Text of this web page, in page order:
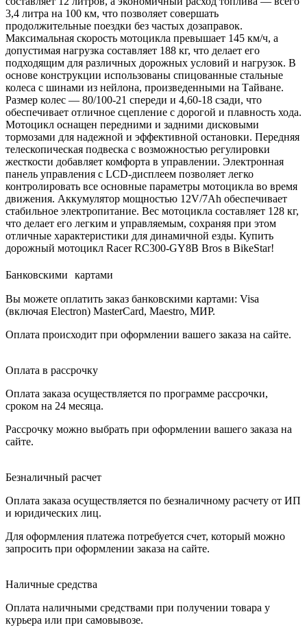
3,4 литра на 100 км, что позволяет совершать
продолжительные поездки без частых дозаправок.
Максимальная скорость мотоцикла превышает 145 км/ч, а
допустимая нагрузка составляет 188 кг, что делает его
подходящим для различных дорожных условий и нагрузок. В
основе конструкции использованы спицованные стальные
колеса с шинами из нейлона, произведенными на Тайване.
Размер колес — 80/100-21 спереди и 4,60-18 сзади, что
обеспечивает отличное сцепление с дорогой и плавность хода.
Мотоцикл оснащен передними и задними дисковыми
тормозами для надежной и эффективной остановки. Передняя
телескопическая подвеска с возможностью регулировки
жесткости добавляет комфорта в управлении. Электронная
панель управления с LCD-дисплеем позволяет легко
контролировать все основные параметры мотоцикла во время
движения. Аккумулятор мощностью 12V/7Ah обеспечивает
стабильное электропитание. Вес мотоцикла составляет 128 кг,
что делает его легким и управляемым, сохраняя при этом
отличные характеристики для динамичной езды. Купить
дорожный мотоцикл Racer RC300-GY8B Bros в BikeStar!
Банковскими картами
Вы можете оплатить заказ банковскими картами: Visa
(включая Electron) MasterCard, Maestro, МИР.
Оплата происходит при оформлении вашего заказа на сайте.
Оплата в рассрочку
Оплата заказа осуществляется по программе рассрочки,
сроком на 24 месяца.
Рассрочку можно выбрать при оформлении вашего заказа на
сайте.
Безналичный расчет
Оплата заказа осуществляется по безналичному расчету от ИП
и юридических лиц.
Для оформления платежа потребуется счет, который можно
запросить при оформлении заказа на сайте.
Наличные средства
Оплата наличными средствами при получении товара у
курьера или при самовывозе.